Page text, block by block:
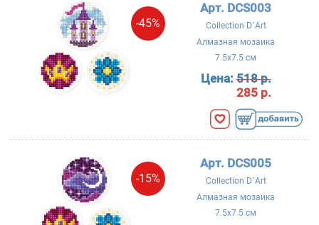
-45%
Арт. DCS003
Collection D`Art
Алмазная мозаика
7.5x7.5 см
Цена:518 р.
285 р.
-15%
Арт. DCS005
Collection D`Art
Алмазная мозаика
7.5x7.5 см